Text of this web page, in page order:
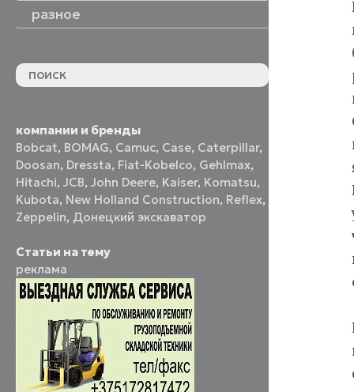
разное
компании и бренды
Bobcat, BOMAG, Camuc, Case, Caterpillar,
Doosan, Dressta, Fiat-Kobelco, Gehlmax,
Hitachi,JCB,John Deere, Kaiser, Komatsu,
Kubota, New Holland Construction, Reflex,
Zeppelin, Донецкий экскаватор
Статьи на тему
реклама